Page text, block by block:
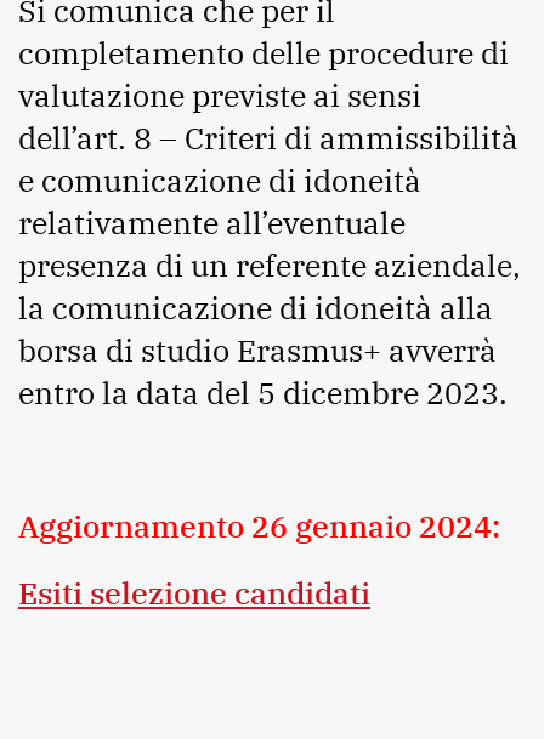
Si comunica che per il
completamento delle procedure di
valutazione previste ai sensi
dell’art. 8 – Criteri di ammissibilità
e comunicazione di idoneità
relativamente all’eventuale
presenza di un referente aziendale,
la comunicazione di idoneità alla
borsa di studio Erasmus+ avverrà
entro la data del 5 dicembre 2023.
Aggiornamento 26 gennaio 2024:
Esiti selezione candidati